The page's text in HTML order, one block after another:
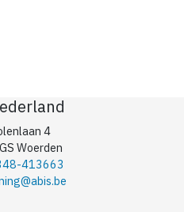
4
Woerden
413663